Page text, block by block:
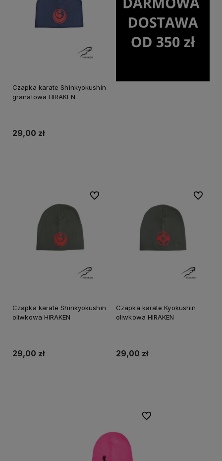
Czapka karate Shinkyokushin
granatowa HIRAKEN
29,00 zł
Czapka karate Shinkyokushin
oliwkowa HIRAKEN
29,00 zł
Do ulubionych
Czapka karate Kyokushin
oliwkowa HIRAKEN
29,00 zł
Do
Do ulubionych